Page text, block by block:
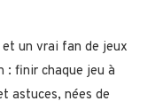
un vrai fan de jeux
: finir chaque jeu à
astuces, nées de